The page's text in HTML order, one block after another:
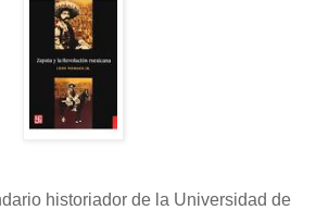
historiador de la Universidad de